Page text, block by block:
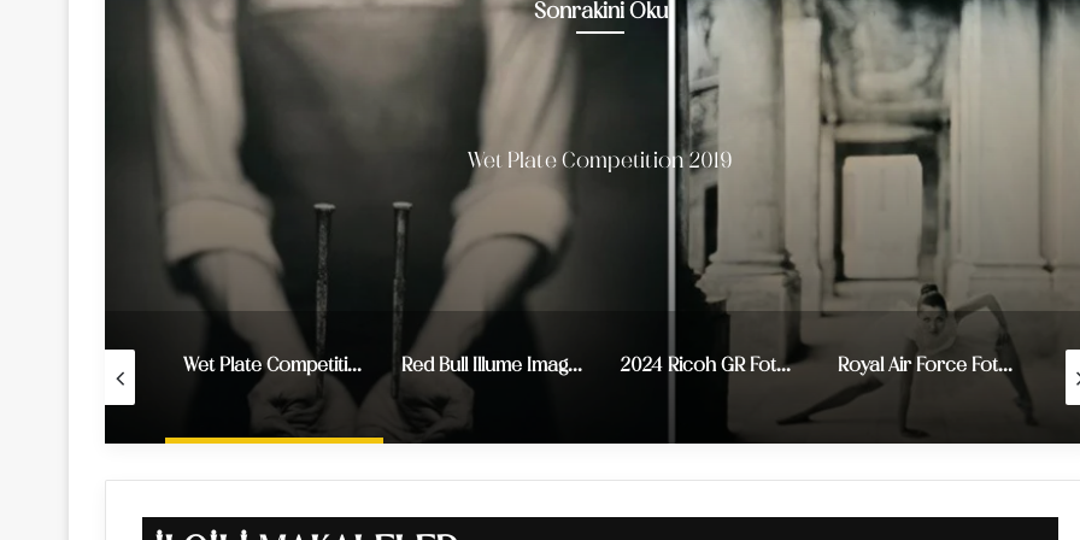
Sonrakini Oku
Red Bull Illume Image Quest 2023
Red Bull Illume Image Quest 2023 2024 Ricoh GR Fotoğraf Festivali Royal Air Force Fotoğraf Yarışması’nın kazanan fotoğrafları Geleneksel 12. Mobil Fotoğrafçılık Ödülleri